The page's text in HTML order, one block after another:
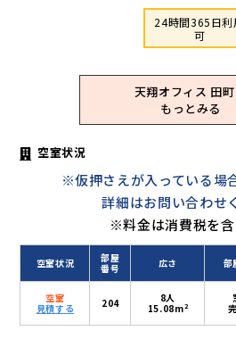
24時間365日利
可
天翔オフィス 田
もっとみる
空室状況
※仮押さえが入っている場
詳細はお問い合わせ
※料金は消費税を含
空室状況
部屋
番号
広さ 部
空室
見積する
204
8人
15.08m2